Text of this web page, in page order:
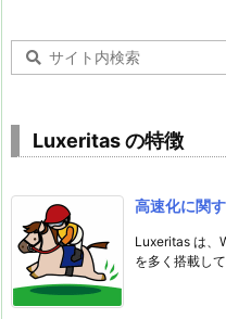
Luxeritas の特徴
高速化に関
Luxeritas は、
を多く搭載し